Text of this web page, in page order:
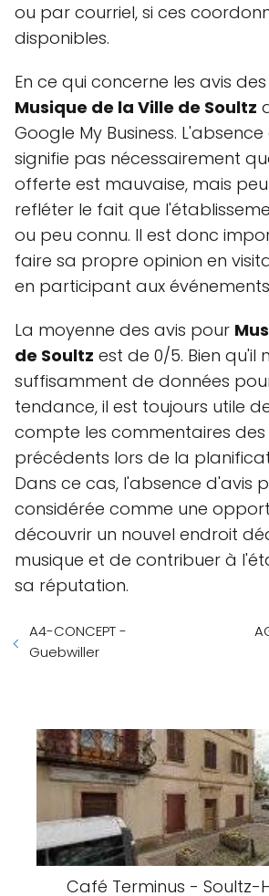
ou par courriel, si ces
disponibles.
En ce qui concerne les avis
Musique de la Ville de Soultz
Google My Business.
signifie pas nécessairement
offerte est mauvaise, mais
refléter le fait que
ou peu connu. Il est donc
faire sa propre opinion en
en participant aux
La moyenne des avis pour
de Soultz est de 0/5. Bien qu'il
suffisamment de données
tendance, il est toujours utile
compte les commentaires des
précédents lors de la
Dans ce cas, l'absence d'avis
considérée comme une
découvrir un nouvel endroit
musique et de contribuer à
sa réputation.
A4-CONCEPT -
Guebwiller
Café Terminus - Soultz-